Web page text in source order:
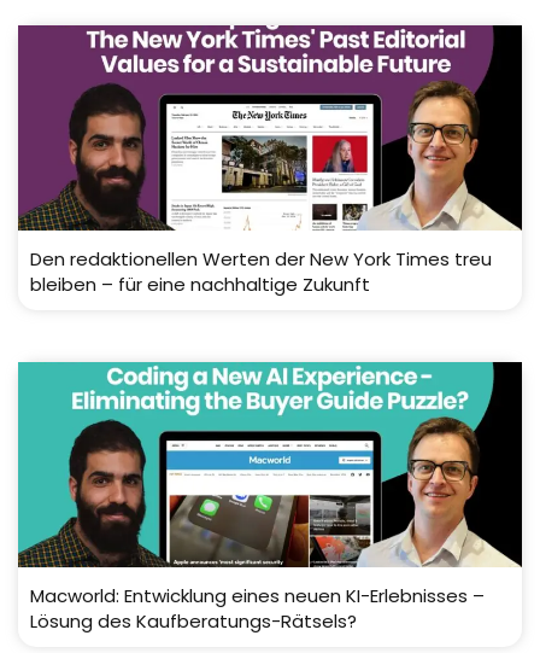
Den redaktionellen Werten der New York Times treu
bleiben – für eine nachhaltige Zukunft
Macworld: Entwicklung eines neuen KI-Erlebnisses –
Lösung des Kaufberatungs-Rätsels?